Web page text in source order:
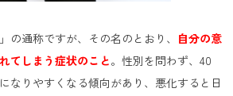
の通称ですが、その名のとおり、 自分の意
てしまう症状のこと。性別を問わず、40
なりやすくなる傾向があり、悪化すると日